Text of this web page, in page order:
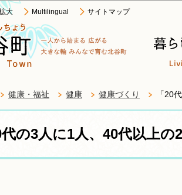
大 Multilingual サイトマップ
健康・福祉 健康 健康づくり 「20
代の3人に1人、40代以上